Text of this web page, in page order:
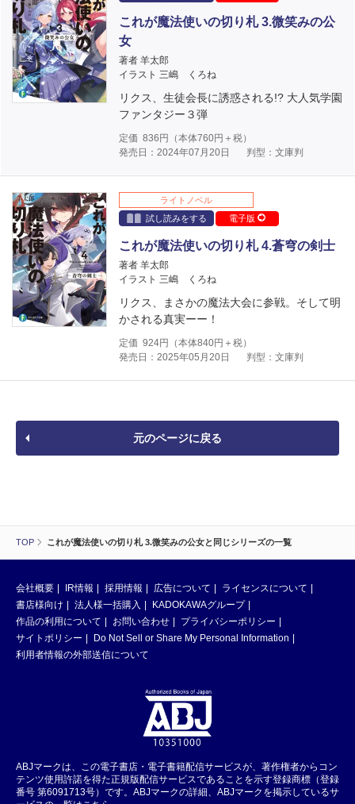
TOP これが魔法使いの切り札 3.微笑みの公女と同じシリーズの一覧
これが魔法使いの切り札 3.微笑みの公
女
著者 羊太郎
イラスト 三嶋 くろね
リクス、生徒会長に誘惑される!? 大人気学園
ファンタジー３弾
定価 836 円（本体760円＋税）
発売日：2024年07月20日
判型：文庫判
ライトノベル
試し読みをする
電子版
これが魔法使いの切り札 4.蒼穹の剣士
著者 羊太郎
イラスト 三嶋 くろね
リクス、まさかの魔法大会に参戦。そして明
かされる真実ーー！
定価 924円（本体840円＋税）
発売日：2025年05月20日
判型：文庫判
元のページに戻る
会社概要 IR情報 採用情報 広告について
ライセンスについて
書店様向け
法人様一括購入
KADOKAWAグループ
作品の利用について
お問い合わせ
プライバシーポリシー
サイトポリシー
Do Not Sell or Share My Personal Information
利用者情報の外部送信について
ABJマークは、この電子書店・電子書籍配信サービスが、著作権者からコン
テンツ使用許諾を得た正規版配信サービスであることを示す登録商標（登録
番号 第6091713号）です。ABJマークの詳細、ABJマークを掲示しているサ